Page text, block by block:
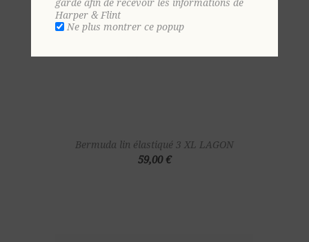
Bermuda lin élastiqué 3 XL LAGON
59,00 €
gardé afin de recevoir les informations de
Harper & Flint
Ne plus montrer ce popup